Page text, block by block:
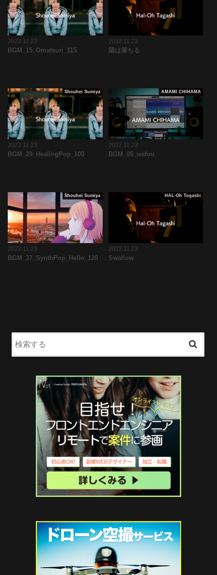
2022.11.23
BGM_15_Omatsuri_115
2022.11.23
陽は落ちる
Shouhei Sumiya
2022.11.23
BGM_29_HealingPop_100
AMAMI CHIHAMA
2022.11.23
BGM_05_wafuu
Shouhei Sumiya
2022.11.23
BGM_37_SynthPop_Hello_120
HAL-Oh Togashi
2022.11.23
Swallow